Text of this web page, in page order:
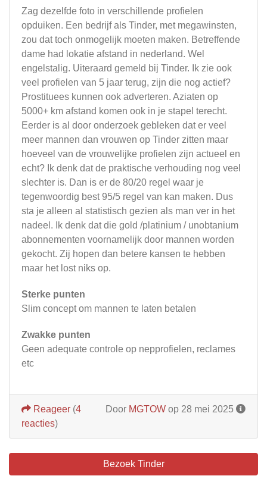
Zag dezelfde foto in verschillende profielen
opduiken. Een bedrijf als Tinder, met megawinsten,
zou dat toch onmogelijk moeten maken. Betreffende
dame had lokatie afstand in nederland. Wel
engelstalig. Uiteraard gemeld bij Tinder. Ik zie ook
veel profielen van 5 jaar terug, zijn die nog actief?
Prostituees kunnen ook adverteren. Aziaten op
5000+ km afstand komen ook in je stapel terecht.
Eerder is al door onderzoek gebleken dat er veel
meer mannen dan vrouwen op Tinder zitten maar
hoeveel van de vrouwelijke profielen zijn actueel en
echt? Ik denk dat de praktische verhouding nog veel
slechter is. Dan is er de 80/20 regel waar je
tegenwoordig best 95/5 regel van kan maken. Dus
sta je alleen al statistisch gezien als man ver in het
nadeel. Ik denk dat die gold /platinium / unobtanium
abonnementen voornamelijk door mannen worden
gekocht. Zij hopen dan betere kansen te hebben
maar het lost niks op.
Sterke punten
Slim concept om mannen te laten betalen
Zwakke punten
Geen adequate controle op nepprofielen, reclames
etc
Door MGTOW op 28 mei 2025
Reageer (4
reacties)
Bezoek Tinder